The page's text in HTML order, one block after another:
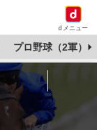
dメニュー
プロ野球（2軍）